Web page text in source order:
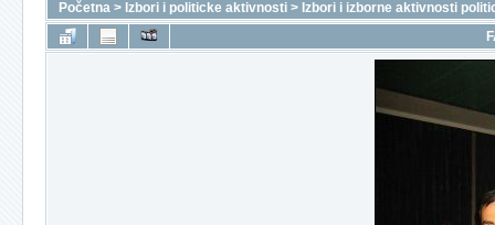
Početna > Izbori i politicke aktivnosti > Izbori i izborne aktivnosti